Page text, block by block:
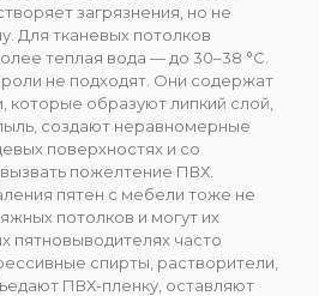
загрязнения, но не
Для тканевых потолков
теплая вода — до 30–38 °C.
не подходят. Они содержат
которые образуют липкий слой,
создают неравномерные
поверхностях и со
пожелтение ПВХ.
пятен с мебели тоже не
потолков и могут их
пятновыводителях часто
спирты, растворители,
ПВХ-пленку, оставляют